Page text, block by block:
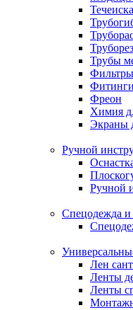
Трубы
Фреон
Химия
Экраны
Ручной
Ручной
Спецодежда и
Лен
Ленты
Ленты